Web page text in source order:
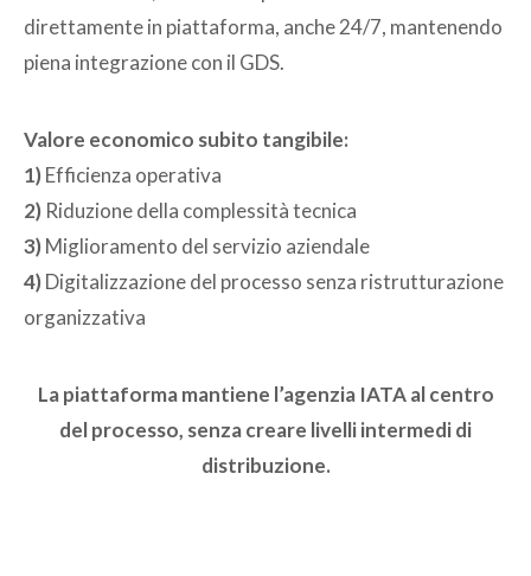
direttamente in piattaforma, anche 24/7, mantenendo
piena integrazione con il GDS.
Valore economico subito tangibile:
1)Efficienza operativa
2) Riduzione della complessità tecnica
3)Miglioramento del servizio aziendale
4)Digitalizzazione del processo senza ristrutturazione
organizzativa
La piattaforma mantiene l’agenzia IATA al centro
del processo, senza creare livelli intermedi di
distribuzione.